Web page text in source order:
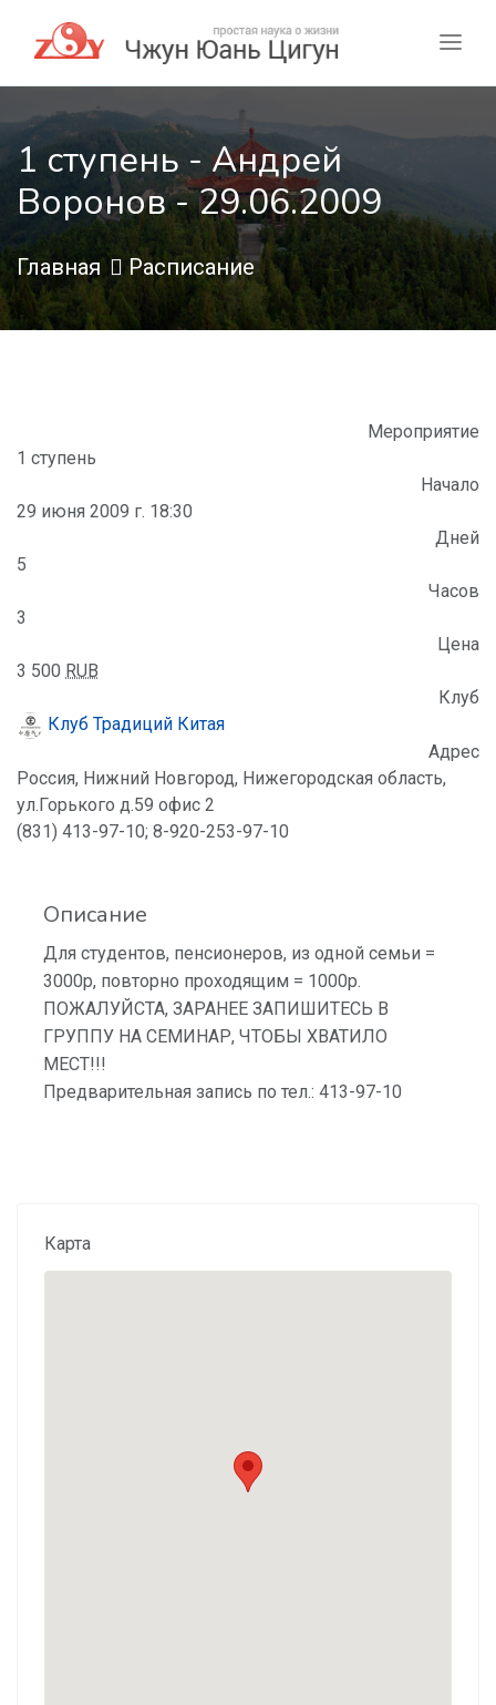
1 ступень - Андрей
Воронов - 29.06.2009
Главная Расписание
Мероприятие
1 ступень
Начало
29 июня 2009 г. 18:30
Дней
5
Часов
3
Цена
3 500 RUB
Клуб
Клуб Традиций Китая
Адрес
Россия, Нижний Новгород, Нижегородская область,
ул.Горького д.59 офис 2
(831) 413-97-10; 8-920-253-97-10
Описание
Для студентов, пенсионеров, из одной семьи =
3000р, повторно проходящим = 1000р.
ПОЖАЛУЙСТА, ЗАРАНЕЕ ЗАПИШИТЕСЬ В
ГРУППУ НА СЕМИНАР, ЧТОБЫ ХВАТИЛО
МЕСТ!!!
Предварительная запись по тел.: 413-97-10
Карта